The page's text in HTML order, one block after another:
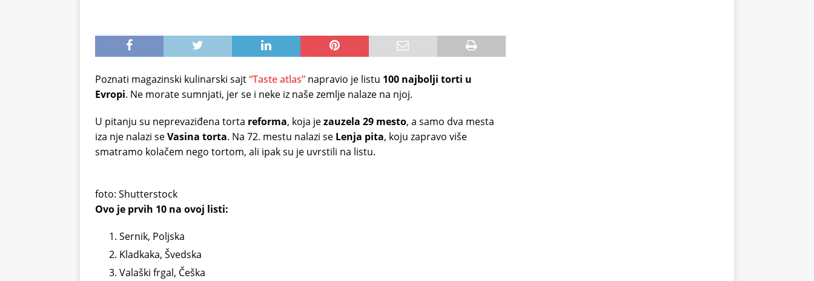
Poznati magazinski kulinarski sajt“Taste atlas” napravio je listu 100 najbolji torti u
Evropi. Ne morate sumnjati, jer se i neke iz naše zemlje nalaze na njoj.
U pitanju su neprevaziđena torta reforma, koja jezauzela 29 mesto, a samo dva mesta
iza nje nalazi seVasina torta. Na 72. mestu nalazi se Lenja pita, koju zapravo više
smatramo kolačem nego tortom, ali ipak su je uvrstili na listu.
foto: Shutterstock
Ovo je prvih 10 na ovoj listi:
Sernik, Poljska
Kladkaka, Švedska
Valaški frgal, Češka